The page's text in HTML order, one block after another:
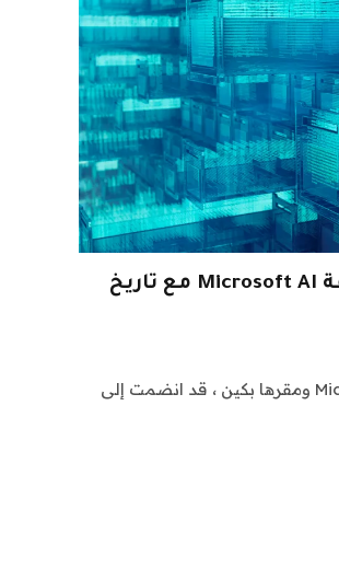
Tencent Hires Team WizardLM ، مجموعة Microsoft AI مع تاريخ
يبدو أن WizardLM ، وهي مجموعة أبحاث Microsoft AI ومقرها بكين ، قد انضمت إلى